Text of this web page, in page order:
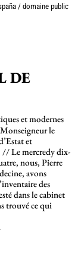
/ domaine public
DE
et modernes
le
et
// Le mercredy dix-
nous, Pierre
avons
des
dans le cabinet
trouvé ce qui